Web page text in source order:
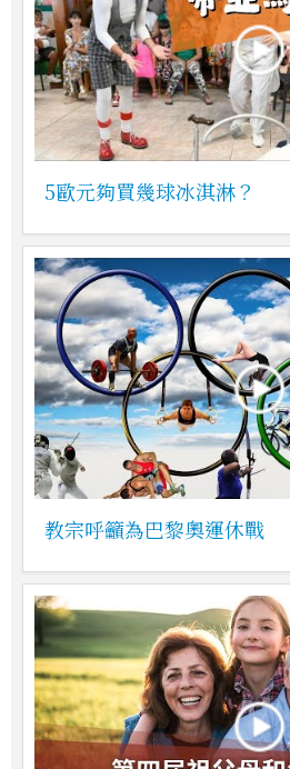
5歐元夠買幾球冰淇淋？
教宗呼籲為巴黎奧運休戰